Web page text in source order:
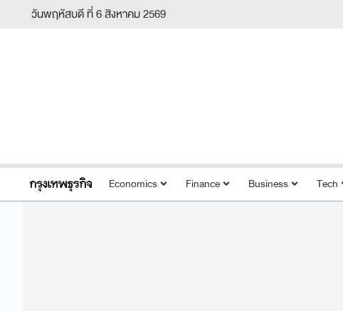
วันพฤหัสบดี ที่ 6 สิงหาคม 2569
Economics Finance Business Tech